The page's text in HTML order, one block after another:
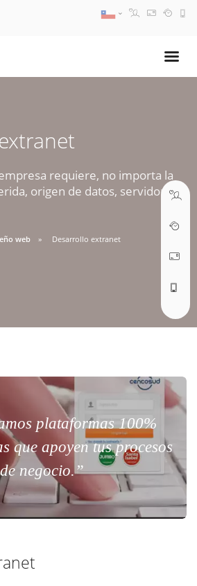
requiere, no importa la
origen de datos, servidores,
web Desarrollo extranet
plataformas 100%
que apoyen tus procesos
de negocio.”
AM A 18:30 PM
ABRIR TICKET